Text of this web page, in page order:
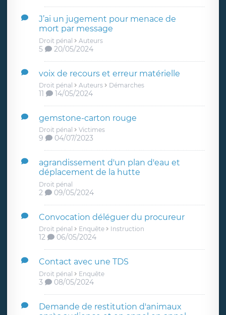
J’ai un jugement pour menace de
mort par message
Droit pénal Auteurs
5 20/05/2024
voix de recours et erreur matérielle
Droit pénal Auteurs Démarches
11 14/05/2024
gemstone-carton rouge
Droit pénal Victimes
9 04/07/2023
agrandissement d'un plan d'eau et
déplacement de la hutte
Droit pénal
2 09/05/2024
Convocation déléguer du procureur
Droit pénal Enquête Instruction
12 06/05/2024
Contact avec une TDS
Droit pénal Enquête
3 08/05/2024
Demande de restitution d'animaux